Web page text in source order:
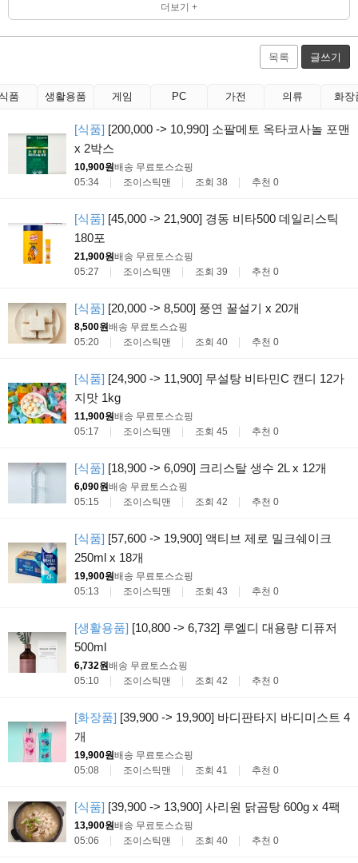
더보기 +
목록 글쓰기
품 생활용품 게임 PC 가전 의류 화장
[식품] [200,000 -> 10,990] 소팔메토 옥타코사놀 포맨
x 2박스
10,900원배송 무료토스쇼핑
05:34
조이스틱맨 조회 38 추천 0
[식품] [45,000 -> 21,900] 경동 비타500 데일리스틱
180포
21,900원배송 무료토스쇼핑
05:27
조이스틱맨 조회 39 추천 0
[식품] [20,000 -> 8,500] 풍연 꿀설기 x 20개
8,500원배송 무료토스쇼핑
05:20
조이스틱맨 조회 40 추천 0
[식품] [24,900 -> 11,900] 무설탕 비타민C 캔디 12가
지맛 1kg
11,900원배송 무료토스쇼핑
05:17
조이스틱맨 조회 45 추천 0
[식품] [18,900 -> 6,090] 크리스탈 생수 2L x 12개
6,090원배송 무료토스쇼핑
05:15
조이스틱맨 조회 42 추천 0
[식품] [57,600 -> 19,900] 액티브 제로 밀크쉐이크
250ml x 18개
19,900원배송 무료토스쇼핑
05:13
조이스틱맨 조회 43 추천 0
[생활용품] [10,800 -> 6,732] 루엘디 대용량 디퓨저
500ml
6,732원배송 무료토스쇼핑
05:10
조이스틱맨 조회 42 추천 0
[화장품] [39,900 -> 19,900] 바디판타지 바디미스트 4
개
19,900원배송 무료토스쇼핑
05:08
조이스틱맨 조회 41 추천 0
[식품] [39,900 -> 13,900] 사리원 닭곰탕 600g x 4팩
13,900원배송 무료토스쇼핑
05:06
조이스틱맨 조회 40 추천 0